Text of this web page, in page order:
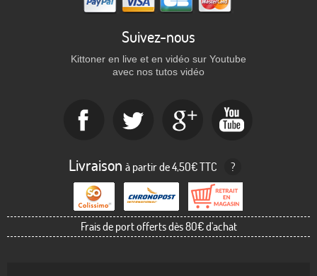
Suivez-nous
Kittoner en live et en vidéo sur Youtube
avec nos tutos vidéo
Livraison à partir de 4,50€ TTC ?
Frais de port offerts dès 80€ d'achat